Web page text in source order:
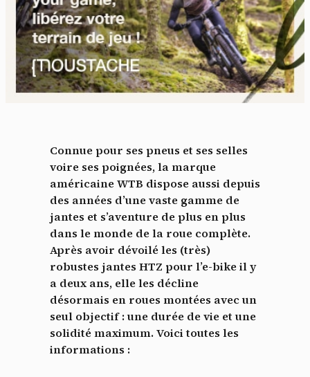
Connue pour ses pneus et ses selles
voire ses poignées, la marque
américaine WTB dispose aussi depuis
des années d’une vaste gamme de
jantes et s’aventure de plus en plus
dans le monde de la roue complète.
Après avoir dévoilé les (très)
robustes jantes HTZ pour l’e-bike il y
a deux ans, elle les décline
désormais en roues montées avec un
seul objectif : une durée de vie et une
solidité maximum. Voici toutes les
informations :